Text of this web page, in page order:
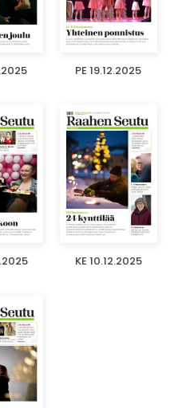
PE 19.12.2025
KE 10.12.2025